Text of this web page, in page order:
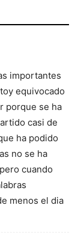
importantes
equivocado
porque se ha
casi de
ha podido
no se ha
cuando
menos el dia